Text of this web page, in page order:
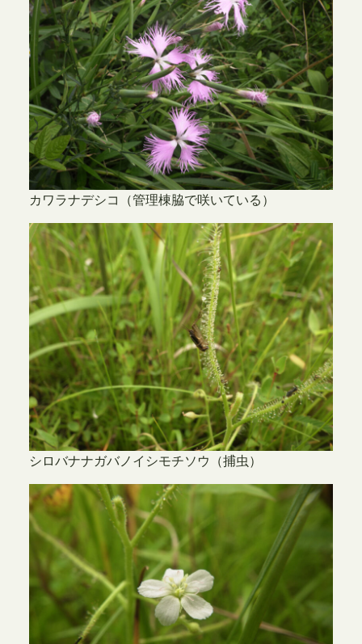
カワラナデシコ（管理棟脇で咲いている）
シロバナナガバノイシモチソウ（捕虫）